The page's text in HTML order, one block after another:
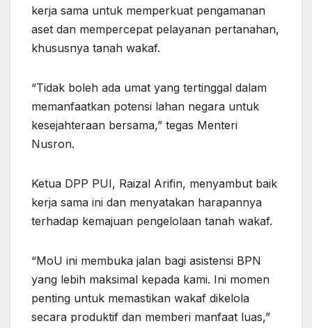
kerja sama untuk memperkuat pengamanan
aset dan mempercepat pelayanan pertanahan,
khususnya tanah wakaf.
“Tidak boleh ada umat yang tertinggal dalam
memanfaatkan potensi lahan negara untuk
kesejahteraan bersama,” tegas Menteri
Nusron.
Ketua DPP PUI, Raizal Arifin, menyambut baik
kerja sama ini dan menyatakan harapannya
terhadap kemajuan pengelolaan tanah wakaf.
“MoU ini membuka jalan bagi asistensi BPN
yang lebih maksimal kepada kami. Ini momen
penting untuk memastikan wakaf dikelola
secara produktif dan memberi manfaat luas,”